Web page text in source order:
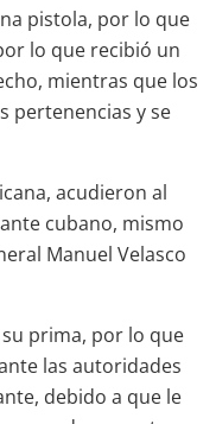
pistola, por lo que
lo que recibió un
mientras que los
pertenencias y se
acudieron al
cubano, mismo
Manuel Velasco
prima, por lo que
las autoridades
debido a que le